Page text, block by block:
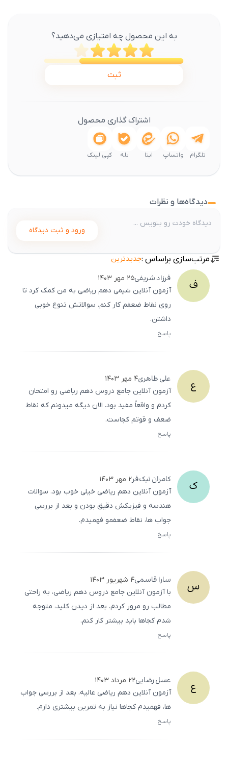
به این محصول چه امتیازی می‌دهید؟
ثبت
اشتراک گذاری محصول
تلگرام واتساپ ایتا بله کپی لینک
دیدگاه‌ها و نظرات
ورود و ثبت دیدگاه
مرتب‌سازی براساس :جدیدترین
ف فرزادشریفی۲۵ مهر ۱۴۰۳
آزمون آنلاین شیمی دهم ریاضی به من کمک کرد تا
روی نقاط ضعفم کار کنم. سوالاتش تنوع خوبی
داشتن.
پاسخ
ع علیطاهری۴ مهر ۱۴۰۳
آزمون آنلاین جامع دروس دهم ریاضی رو امتحان
کردم و واقعاً مفید بود. الان دیگه میدونم که نقاط
ضعف و قوتم کجاست.
پاسخ
ک کامراننیک‌فر۲ مهر ۱۴۰۳
آزمون آنلاین دهم ریاضی خیلی خوب بود. سوالات
هندسه و فیزیکش دقیق بودن و بعد از بررسی
جواب‌ ها، نقاط ضعفمو فهمیدم.
پاسخ
س ساراقاسمی۴ شهریور ۱۴۰۳
با آزمون آنلاین جامع دروس دهم ریاضی، به راحتی
مطالب رو مرور کردم. بعد از دیدن کلید، متوجه
شدم کجاها باید بیشتر کار کنم.
پاسخ
ع عسلرضایی۲۲ مرداد ۱۴۰۳
آزمون آنلاین دهم ریاضی عالیه. بعد از بررسی جواب‌
ها، فهمیدم کجاها نیاز به تمرین بیشتری دارم.
پاسخ